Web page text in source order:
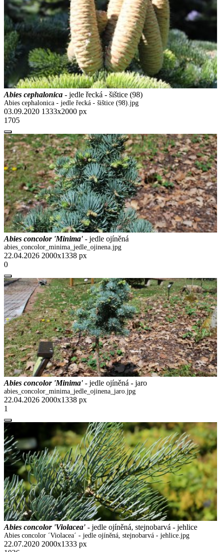
Abies cephalonica - jedle řecká - šištice (98)
Abies cephalonica - jedle řecká - šištice (98).jpg
03.09.2020 1333x2000 px
1705
Abies concolor 'Minima' - jedle ojíněná
abies_concolor_minima_jedle_ojinena.jpg
22.04.2026 2000x1338 px
0
Abies concolor 'Minima' - jedle ojíněná - jaro
abies_concolor_minima_jedle_ojinena_jaro.jpg
22.04.2026 2000x1338 px
1
Abies concolor 'Violacea' - jedle ojíněná, stejnobarvá - jehlice
Abies concolor ´Violacea´ - jedle ojíněná, stejnobarvá - jehlice.jpg
22.07.2020 2000x1333 px